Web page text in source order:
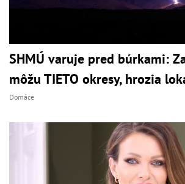
SHMÚ varuje pred búrkami:
môžu TIETO okresy, hrozia
Domáce